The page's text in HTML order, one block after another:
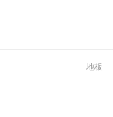
地板